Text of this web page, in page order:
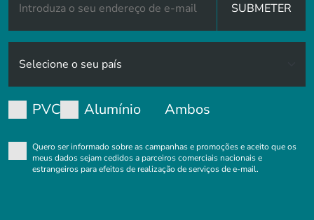
SUBMETER
PVC Alumínio Ambos
Quero ser informado sobre as campanhas e promoções e aceito que os
meus dados sejam cedidos a parceiros comerciais nacionais e
estrangeiros para efeitos de realização de serviços de e-mail.